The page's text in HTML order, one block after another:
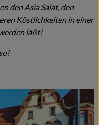
den Asia Salat, den
Köstlichkeiten in einer
läßt!